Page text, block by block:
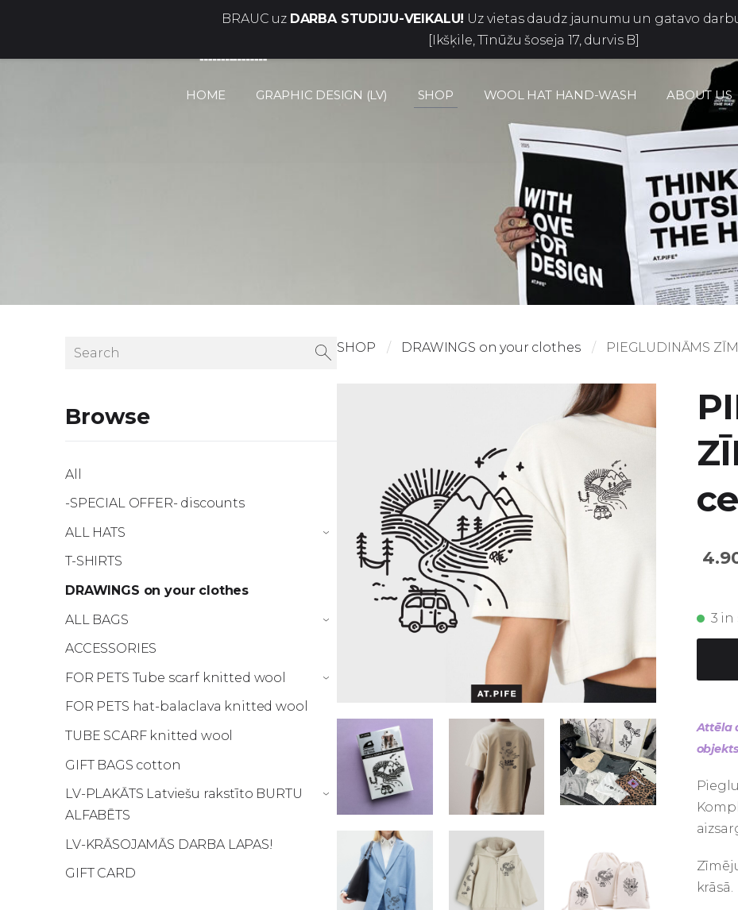
BRAUC uz DARBA STUDIJU-VEIKALU! Uz vietas daudz jaunumu un gatavo
[Ikšķile, Tīnūžu šoseja 17, durvis B]
HOME GRAPHIC DESIGN (LV) SHOP WOOL HAT HAND-WASH ABOUT US
Browse
All
-SPECIAL OFFER- discounts
ALL HATS
›
T-SHIRTS
DRAWINGS on your clothes
ALL BAGS
›
ACCESSORIES
FOR PETS Tube scarf knitted wool
›
FOR PETS hat-balaclava knitted wool
TUBE SCARF knitted wool
GIFT BAGS cotton
LV-PLAKĀTS Latviešu rakstīto BURTU
ALFABĒTS
›
LV-KRĀSOJAMĀS DARBA LAPAS!
GIFT CARD
SHOP DRAWINGS on your clothes PIEGLUDINĀMS
3 in
Attēla
krāsā.